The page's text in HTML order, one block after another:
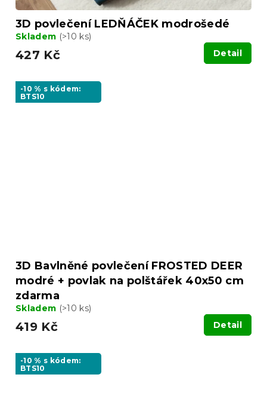
3D povlečení LEDŇÁČEK modrošedé
Skladem (>10 ks)
427 Kč Detail
-10 % s kódem:
BTS10
3D Bavlněné povlečení FROSTED DEER
modré + povlak na polštářek 40x50 cm
zdarma
Skladem (>10 ks)
419 Kč Detail
-10 % s kódem:
BTS10